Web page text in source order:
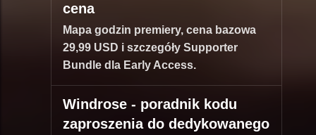
cena
Mapa godzin premiery, cena bazowa
29,99 USD i szczegóły Supporter
Bundle dla Early Access.
Windrose - poradnik kodu
zaproszenia do dedykowanego